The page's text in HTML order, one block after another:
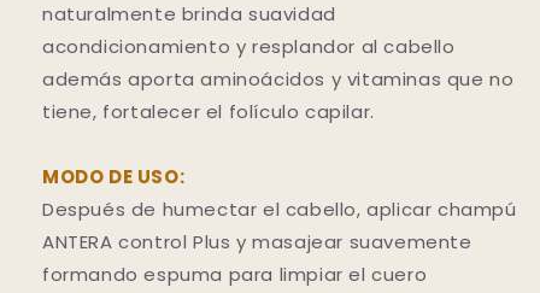
naturalmente brinda suavidad
acondicionamiento y resplandor al cabello
además aporta aminoácidos y vitaminas que no
tiene, fortalecer el folículo capilar.
MODO DE USO:
Después de humectar el cabello, aplicar champú
ANTERA control Plus y masajear suavemente
formando espuma para limpiar el cuero